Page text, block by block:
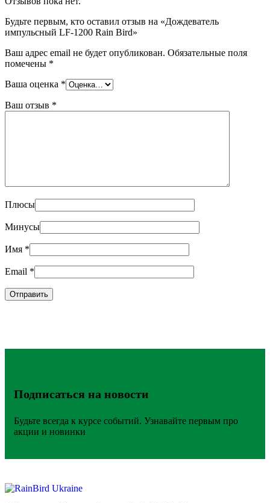
Будьте первым, кто оставил отзыв на «Дождеватель
импульсный LF-1200 Rain Bird»
Ваш адрес email не будет опубликован. Обязательные поля
помечены *
Ваша оценка *
Ваш отзыв *
Плюсы
Минусы
Имя *
Email *
Подписаться на новости
Будьте всегда к курсе событий. Узнавайте первым про
акции и новинки